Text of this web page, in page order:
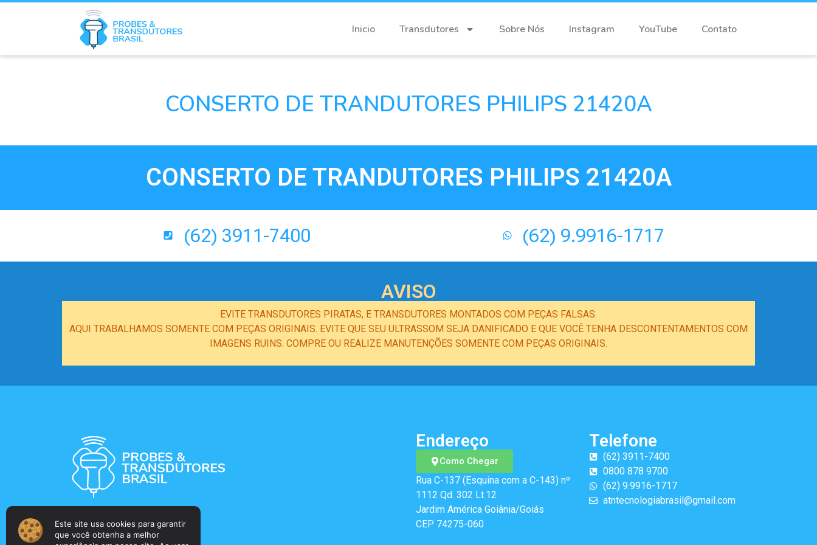
Inicio Transdutores Sobre Nós Instagram YouTube Contato
Este site usa cookies para garantir
que você obtenha a melhor
CONSERTO DE TRANDUTORES PHILIPS 21420A
CONSERTO DE TRANDUTORES PHILIPS 21420A
(62) 3911-7400 (62) 9.9916-1717
AVISO
EVITE TRANSDUTORES PIRATAS, E TRANSDUTORES MONTADOS COM PEÇAS FALSAS.
AQUI TRABALHAMOS SOMENTE COM PEÇAS ORIGINAIS. EVITE QUE SEU ULTRASSOM SEJA DANIFICADO E QUE VOCÊ TENHA DESCONTENTAMENTOS COM
IMAGENS RUINS. COMPRE OU REALIZE MANUTENÇÕES SOMENTE COM PEÇAS ORIGINAIS.
Como Chegar
Rua C-137 (Esquina com a C-143) nº
1112 Qd. 302 Lt.12
Jardim América Goiânia/Goiás
CEP 74275-060
Endereço
(62) 3911-7400
0800 878 9700
(62) 9.9916-1717
atntecnologiabrasil@gmail.com
Telefone